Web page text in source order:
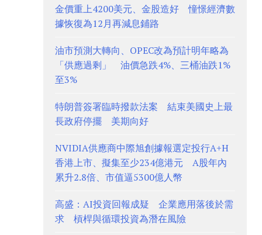
金價重上4200美元、金股造好 憧憬經濟數
據恢復為12月再減息鋪路
油市預測大轉向、OPEC改為預計明年略為
「供應過剩」 油價急跌4%、三桶油跌1%
至3%
特朗普簽署臨時撥款法案 結束美國史上最
長政府停擺 美期向好
NVIDIA供應商中際旭創據報選定投行A+H
香港上市、擬集至少234億港元 A股年內
累升2.8倍、市值逼5300億人幣
高盛：AI投資回報成疑 企業應用落後於需
求 槓桿與循環投資為潛在風險